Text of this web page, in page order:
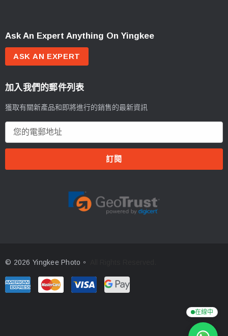
Ask An Expert Anything On Yingkee
ASK AN EXPERT
加入我們的郵件列表
獲取有關新產品和即將進行的銷售的最新資訊
郵
© 2026 Yingkee Photo。
在線中